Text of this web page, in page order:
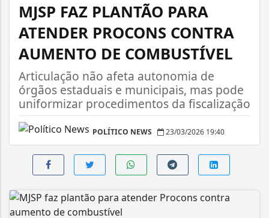
MJSP FAZ PLANTÃO PARA
ATENDER PROCONS CONTRA
AUMENTO DE COMBUSTÍVEL
Articulação não afeta autonomia de
órgãos estaduais e municipais, mas pode
uniformizar procedimentos da fiscalização
POLÍTICO NEWS 23/03/2026 19:40